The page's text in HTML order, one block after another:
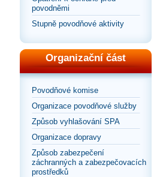
povodněmi
Stupně povodňové aktivity
Organizační část
Povodňové komise
Organizace povodňové služby
Způsob vyhlašování SPA
Organizace dopravy
Způsob zabezpečení
záchranných a zabezpečovacích
prostředků